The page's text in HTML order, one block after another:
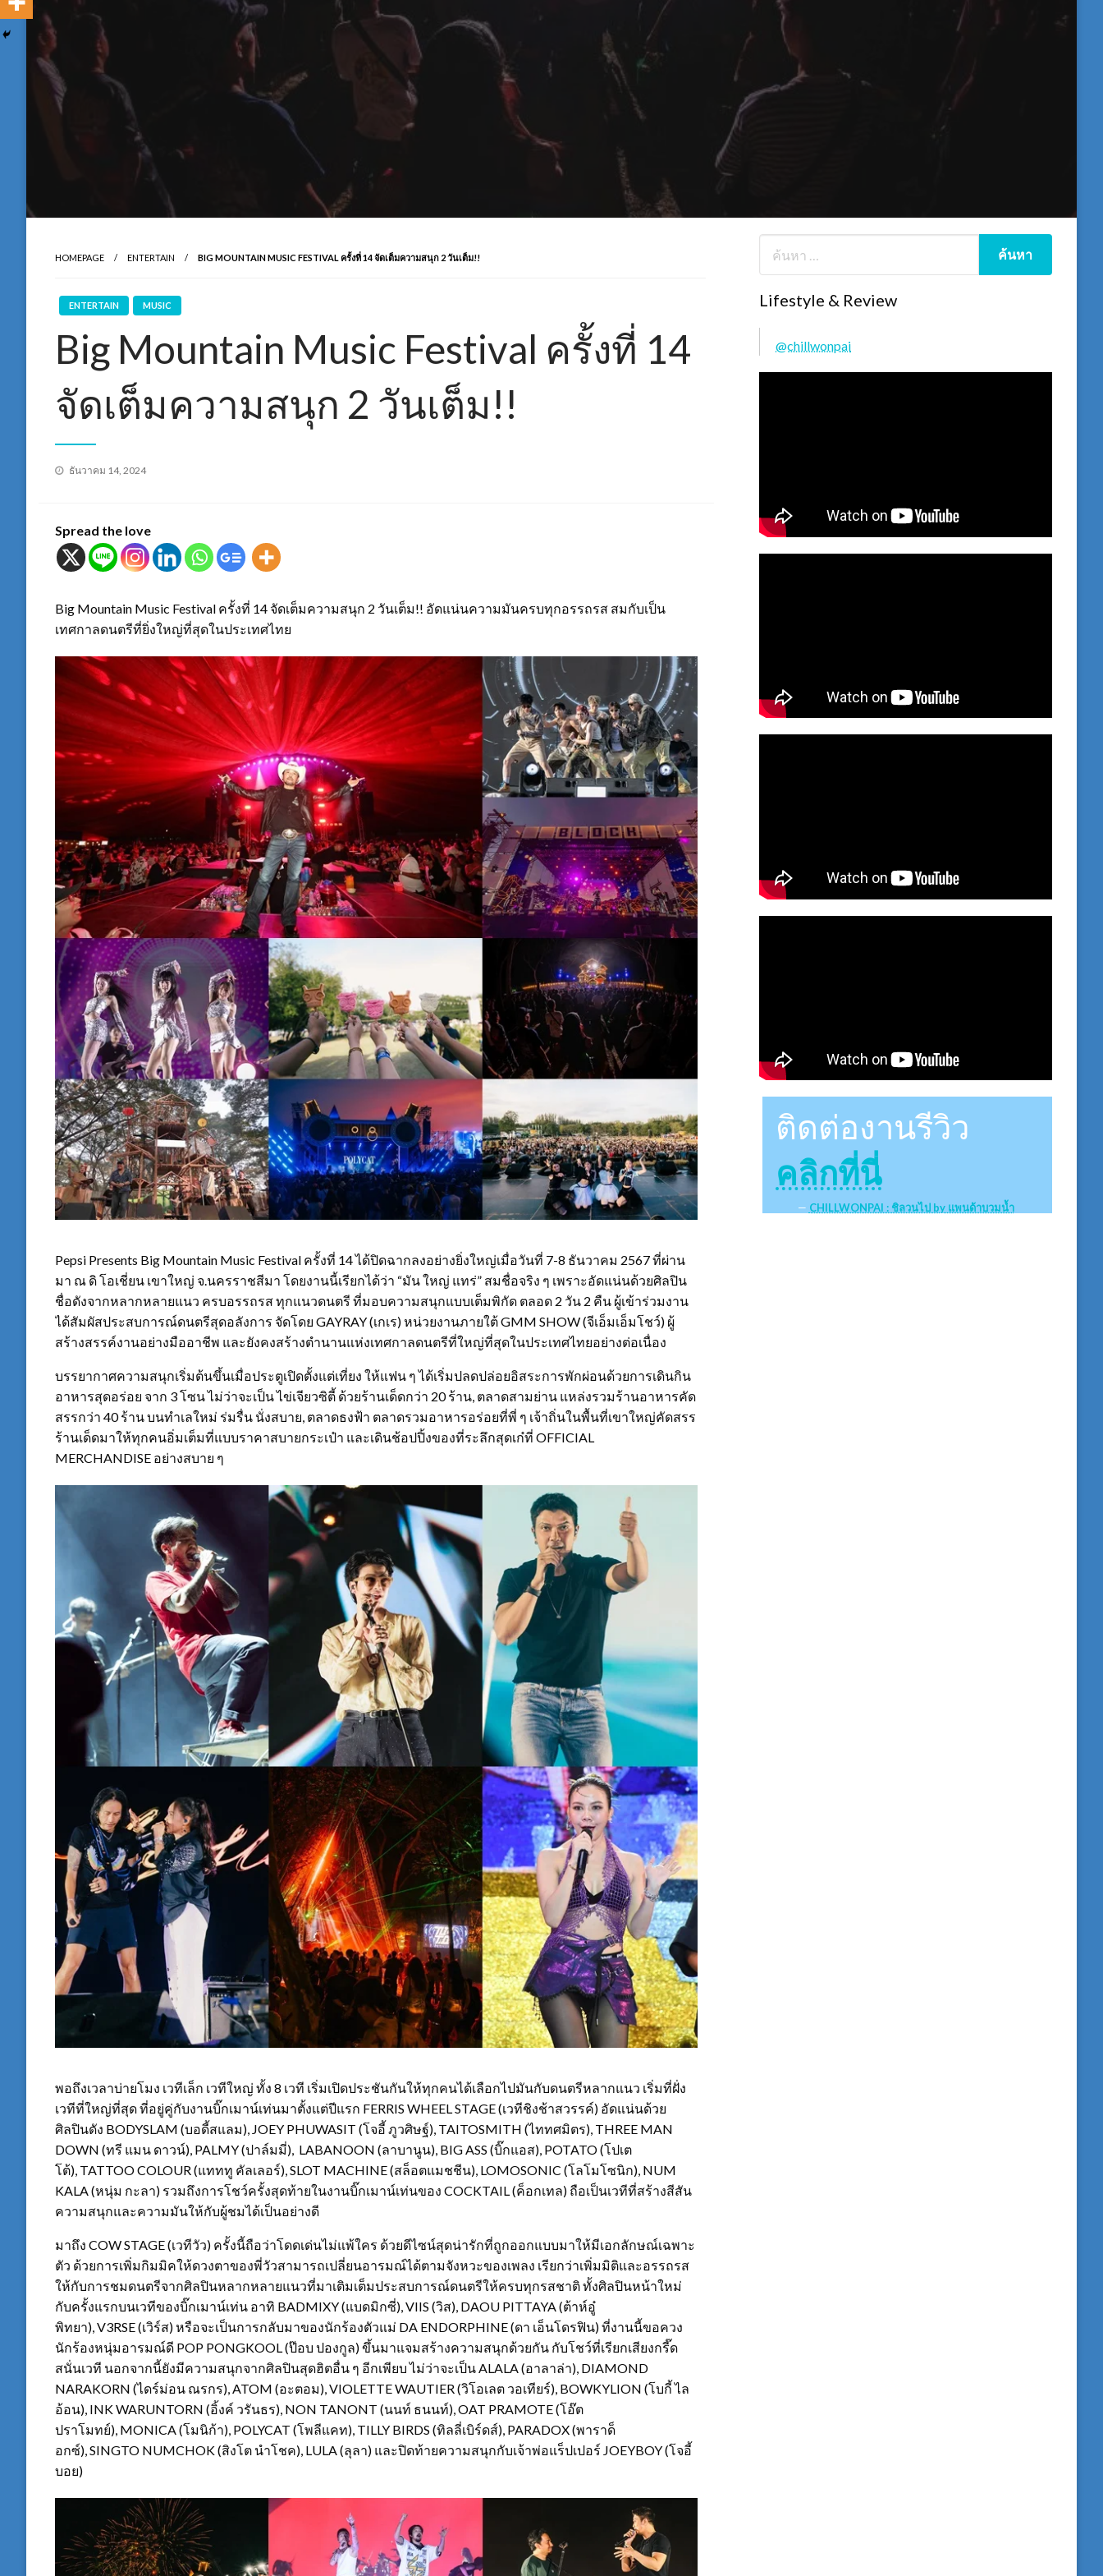
HOMEPAGE ENTERTAIN BIG MOUNTAIN MUSIC FESTIVAL ครั้งที่ 14 จัดเต็มความสนุก 2 วันเต็ม!!
ENTERTAIN MUSIC
Big Mountain Music Festival ครั้งที่ 14
จัดเต็มความสนุก 2 วันเต็ม!!
Posted
ธันวาคม 14, 2024
Spread the love
Big Mountain Music Festival ครั้งที่ 14 จัดเต็มความสนุก 2 วันเต็ม!! อัดแน่นความมันครบทุกอรรถรส สมกับเป็น
เทศกาลดนตรีที่ยิ่งใหญ่ที่สุดในประเทศไทย
Pepsi Presents Big Mountain Music Festival ครั้งที่ 14 ได้ปิดฉากลงอย่างยิ่งใหญ่เมื่อวันที่ 7-8 ธันวาคม 2567 ที่ผ่าน
มา ณ ดิ โอเชี่ยน เขาใหญ่ จ.นครราชสีมา โดยงานนี้เรียกได้ว่า “มัน ใหญ่ แทร่” สมชื่อจริง ๆ เพราะอัดแน่นด้วยศิลปิน
ชื่อดังจากหลากหลายแนว ครบอรรถรส ทุกแนวดนตรี ที่มอบความสนุกแบบเต็มพิกัด ตลอด 2 วัน 2 คืน ผู้เข้าร่วมงาน
ได้สัมผัสประสบการณ์ดนตรีสุดอลังการ จัดโดย GAYRAY (เกเร) หน่วยงานภายใต้ GMM SHOW (จีเอ็มเอ็มโชว์) ผู้
สร้างสรรค์งานอย่างมืออาชีพ และยังคงสร้างตำนานแห่งเทศกาลดนตรีที่ใหญ่ที่สุดในประเทศไทยอย่างต่อเนื่อง
บรรยากาศความสนุกเริ่มต้นขึ้นเมื่อประตูเปิดตั้งแต่เที่ยง ให้แฟน ๆ ได้เริ่มปลดปล่อยอิสระการพักผ่อนด้วยการเดินกิน
อาหารสุดอร่อย จาก 3 โซน ไม่ว่าจะเป็น ไข่เจียวซิตี้ ด้วยร้านเด็ดกว่า 20 ร้าน, ตลาดสามย่าน แหล่งรวมร้านอาหารคัด
สรรกว่า 40 ร้าน บนทำเลใหม่ ร่มรื่น นั่งสบาย, ตลาดธงฟ้า ตลาดรวมอาหารอร่อยที่พี่ ๆ เจ้าถิ่นในพื้นที่เขาใหญ่คัดสรร
ร้านเด็ดมาให้ทุกคนอิ่มเต็มที่แบบราคาสบายกระเป๋า และเดินช้อปปิ้งของที่ระลึกสุดเก๋ที่ OFFICIAL
MERCHANDISE อย่างสบาย ๆ
พอถึงเวลาบ่ายโมง เวทีเล็ก เวทีใหญ่ ทั้ง 8 เวที เริ่มเปิดประชันกันให้ทุกคนได้เลือกไปมันกับดนตรีหลากแนว เริ่มที่ฝั่ง
เวทีที่ใหญ่ที่สุด ที่อยู่คู่กับงานบิ๊กเมาน์เท่นมาตั้งแต่ปีแรก FERRIS WHEEL STAGE (เวทีชิงช้าสวรรค์) อัดแน่นด้วย
ศิลปินดัง BODYSLAM (บอดี้สแลม), JOEY PHUWASIT (โจอี้ ภูวศิษฐ์), TAITOSMITH (ไททศมิตร), THREE MAN
DOWN (ทรี แมน ดาวน์), PALMY (ปาล์มมี่), LABANOON (ลาบานูน), BIG ASS (บิ๊กแอส), POTATO (โปเต
โต้), TATTOO COLOUR (แทททู คัลเลอร์), SLOT MACHINE (สล็อตแมชชีน), LOMOSONIC (โลโมโซนิก), NUM
KALA (หนุ่ม กะลา) รวมถึงการโชว์ครั้งสุดท้ายในงานบิ๊กเมาน์เท่นของ COCKTAIL (ค็อกเทล) ถือเป็นเวทีที่สร้างสีสัน
ความสนุกและความมันให้กับผู้ชมได้เป็นอย่างดี
มาถึง COW STAGE (เวทีวัว) ครั้งนี้ถือว่าโดดเด่นไม่แพ้ใคร ด้วยดีไซน์สุดน่ารักที่ถูกออกแบบมาให้มีเอกลักษณ์เฉพาะ
ตัว ด้วยการเพิ่มกิมมิคให้ดวงตาของพี่วัวสามารถเปลี่ยนอารมณ์ได้ตามจังหวะของเพลง เรียกว่าเพิ่มมิติและอรรถรส
ให้กับการชมดนตรีจากศิลปินหลากหลายแนวที่มาเติมเต็มประสบการณ์ดนตรีให้ครบทุกรสชาติ ทั้งศิลปินหน้าใหม่
กับครั้งแรกบนเวทีของบิ๊กเมาน์เท่น อาทิ BADMIXY (แบดมิกซี่), VIIS (วิส), DAOU PITTAYA (ต้าห์อู๋
พิทยา), V3RSE (เวิร์ส) หรือจะเป็นการกลับมาของนักร้องตัวแม่ DA ENDORPHINE (ดา เอ็นโดรฟิน) ที่งานนี้ขอควง
นักร้องหนุ่มอารมณ์ดี POP PONGKOOL (ป๊อบ ปองกูล) ขึ้นมาแจมสร้างความสนุกด้วยกัน กับโชว์ที่เรียกเสียงกรี๊ด
สนั่นเวที นอกจากนี้ยังมีความสนุกจากศิลปินสุดฮิตอื่น ๆ อีกเพียบ ไม่ว่าจะเป็น ALALA (อาลาล่า), DIAMOND
NARAKORN (ไดร์ม่อน ณรกร), ATOM (อะตอม), VIOLETTE WAUTIER (วิโอเลต วอเทียร์), BOWKYLION (โบกี้ ไล
อ้อน), INK WARUNTORN (อิ้งค์ วรันธร), NON TANONT (นนท์ ธนนท์), OAT PRAMOTE (โอ๊ต
ปราโมทย์), MONICA (โมนิก้า), POLYCAT (โพลีแคท), TILLY BIRDS (ทิลลี่เบิร์ดส์), PARADOX (พาราด็
อกซ์), SINGTO NUMCHOK (สิงโต นำโชค), LULA (ลุลา) และปิดท้ายความสนุกกับเจ้าพ่อแร็ปเปอร์ JOEYBOY (โจอี้
บอย)
Lifestyle & Review
@chillwonpai
ติดต่องานรีวิว
คลิกที่นี่
CHILLWONPAI : ชิลวนไป by แพนด้าบวมน้ำ